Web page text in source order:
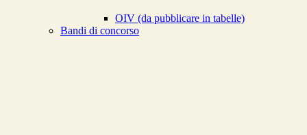
OIV (da pubblicare in tabelle)
Bandi di concorso